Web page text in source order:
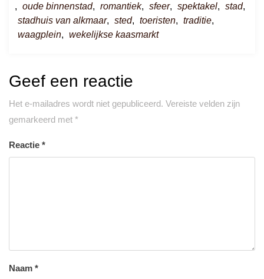
, oude binnenstad, romantiek, sfeer, spektakel, stad,
stadhuis van alkmaar, sted, toeristen, traditie,
waagplein, wekelijkse kaasmarkt
Geef een reactie
Het e-mailadres wordt niet gepubliceerd. Vereiste velden zijn
gemarkeerd met *
Reactie *
Naam *